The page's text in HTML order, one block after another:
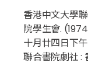
香港中文大學
院學生會.
十月廿四日下
聯合書院劇社 :